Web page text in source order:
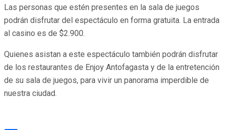
Las personas que estén presentes en la sala de juegos
podrán disfrutar del espectáculo en forma gratuita. La entrada
al casino es de $2.900.
Quienes asistan a este espectáculo también podrán disfrutar
de los restaurantes de Enjoy Antofagasta y de la entretención
de su sala de juegos, para vivir un panorama imperdible de
nuestra ciudad.